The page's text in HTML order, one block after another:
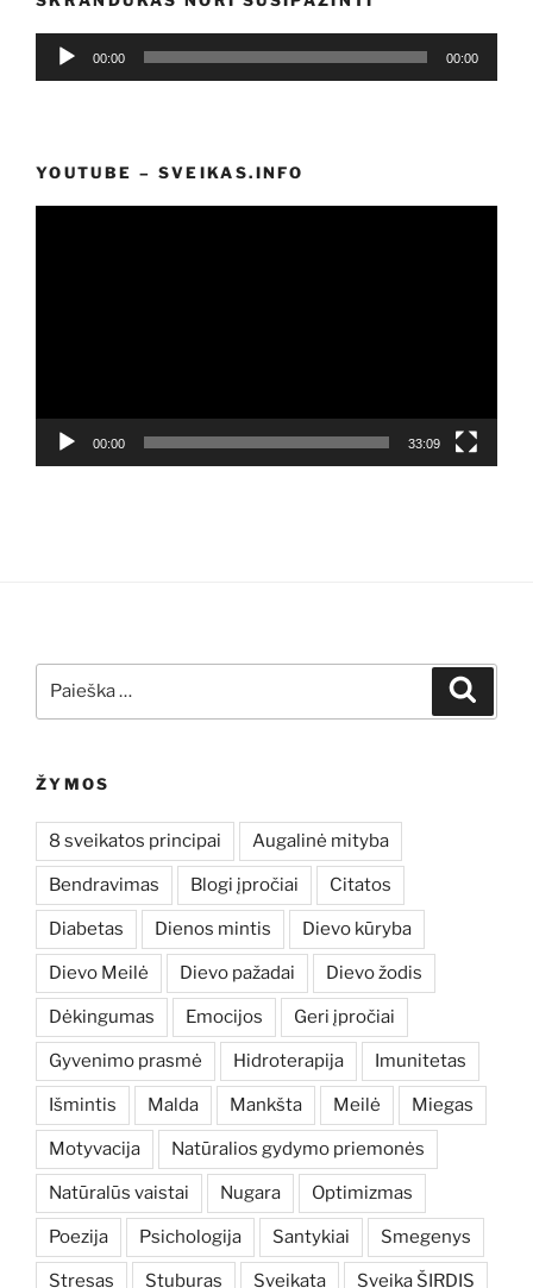
Audio
00:00 00:00
YOUTUBE – SVEIKAS.INFO
00:00 33:09
ŽYMOS
8 sveikatos principai Augalinė mityba
Bendravimas Blogi įpročiai Citatos
Diabetas Dienos mintis Dievo kūryba
Dievo Meilė Dievo pažadai Dievo žodis
Dėkingumas Emocijos Geri įpročiai
Gyvenimo prasmė Hidroterapija Imunitetas
Išmintis Malda Mankšta Meilė Miegas
Motyvacija Natūralios gydymo priemonės
Natūralūs vaistai Nugara Optimizmas
Poezija Psichologija Santykiai Smegenys
Stresas Stuburas Sveikata Sveika ŠIRDIS